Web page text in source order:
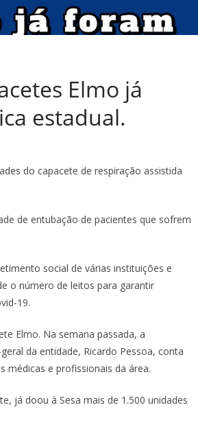
Elmo já
estadual.
do capacete de respiração assistida
de entubação de pacientes que sofrem
social de várias instituições e
o número de leitos para garantir
19.
Elmo. Na semana passada, a
da entidade, Ricardo Pessoa, conta
médicas e profissionais da área.
já doou à Sesa mais de 1.500 unidades